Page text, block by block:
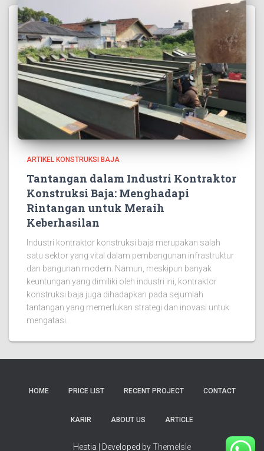
ARTIKEL KONSTRUKSI BAJA
Tantangan dalam Industri Kontraktor
Konstruksi Baja: Menghadapi
Rintangan untuk Meraih
Keberhasilan
Industri kontraktor konstruksi baja merupakan salah
satu sektor yang vital dalam pembangunan infrastruktur
dan bangunan modern. Namun, meskipun banyak
keuntungan yang dimiliki oleh industri ini, kontraktor
konstruksi baja juga dihadapkan pada sejumlah
tantangan yang memerlukan strategi dan inovasi untuk
mengatasi.
HOME PRICE LIST RECENT PROJECT CONTACT
KARIR ABOUT US ARTICLE
Hestia | Developed byThemeIsle